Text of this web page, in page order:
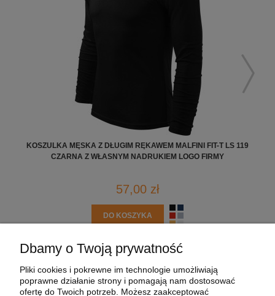
KOSZULKA MĘSKA Z DŁUGIM RĘKAWEM MALFINI FIT-T LS 119
CZARNA Z WŁASNYM NADRUKIEM LOGO FIRMY
57,00 zł
DO KOSZYKA
MOJE KONTO
Dbamy o Twoją prywatność
Pliki cookies i pokrewne im technologie umożliwiają
poprawne działanie strony i pomagają nam dostosować
ofertę do Twoich potrzeb. Możesz zaakceptować